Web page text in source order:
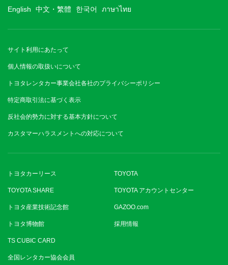
English
中文・繁體 한국어 ภาษาไทย
サイト利用にあたって
個人情報の取扱いについて
トヨタレンタカー事業会社各社のプライバシーポリシー
特定商取引法に基づく表示
反社会的勢力に対する基本方針について
カスタマーハラスメントへの対応について
トヨタカーリース TOYOTA
TOYOTA SHARE TOYOTA アカウントセンター
トヨタ産業技術記念館 GAZOO.com
トヨタ博物館 採用情報
TS CUBIC CARD
全国レンタカー協会会員